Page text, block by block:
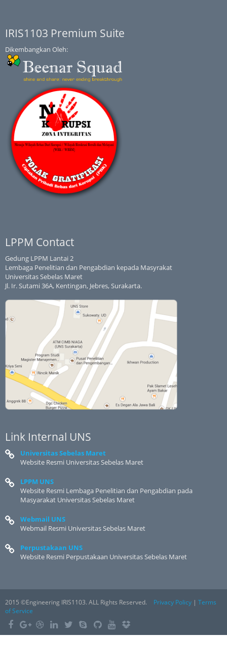
IRIS1103 Premium Suite
Dikembangkan Oleh:
LPPM Contact
Gedung LPPM Lantai 2
Lembaga Penelitian dan Pengabdian kepada Masyrakat
Universitas Sebelas Maret
Jl. Ir. Sutami 36A, Kentingan, Jebres, Surakarta.
Link Internal UNS
Universitas Sebelas Maret
Website Resmi Universitas Sebelas Maret
LPPM UNS
Website Resmi Lembaga Penelitian dan Pengabdian pada
Masyarakat Universitas Sebelas Maret
Webmail UNS
Webmail Resmi Universitas Sebelas Maret
Perpustakaan UNS
Website Resmi Perpustakaan Universitas Sebelas Maret
2015 ©Engineering IRIS1103. ALL Rights Reserved. Privacy Policy | Terms
of Service